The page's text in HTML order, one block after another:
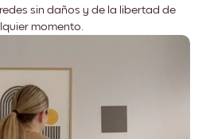
sin daños y de la libertad de
momento.